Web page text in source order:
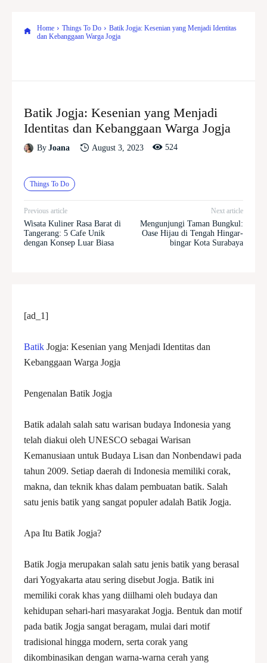
Home Things To Do
Batik Jogja: Kesenian yang Menjadi Identitas
dan Kebanggaan Warga Jogja
Batik Jogja: Kesenian yang Menjadi
Identitas dan Kebanggaan Warga Jogja
By Joana August 3, 2023 524
Things To Do
Previous article
Wisata Kuliner Rasa Barat di
Tangerang: 5 Cafe Unik
dengan Konsep Luar Biasa
Next article
Mengunjungi Taman Bungkul:
Oase Hijau di Tengah Hingar-
bingar Kota Surabaya
[ad_1]
Batik Jogja: Kesenian yang Menjadi Identitas dan
Kebanggaan Warga Jogja
Pengenalan Batik Jogja
Batik adalah salah satu warisan budaya Indonesia yang
telah diakui oleh UNESCO sebagai Warisan
Kemanusiaan untuk Budaya Lisan dan Nonbendawi pada
tahun 2009. Setiap daerah di Indonesia memiliki corak,
makna, dan teknik khas dalam pembuatan batik. Salah
satu jenis batik yang sangat populer adalah Batik Jogja.
Apa Itu Batik Jogja?
Batik Jogja merupakan salah satu jenis batik yang berasal
dari Yogyakarta atau sering disebut Jogja. Batik ini
memiliki corak khas yang diilhami oleh budaya dan
kehidupan sehari-hari masyarakat Jogja. Bentuk dan motif
pada batik Jogja sangat beragam, mulai dari motif
tradisional hingga modern, serta corak yang
dikombinasikan dengan warna-warna cerah yang